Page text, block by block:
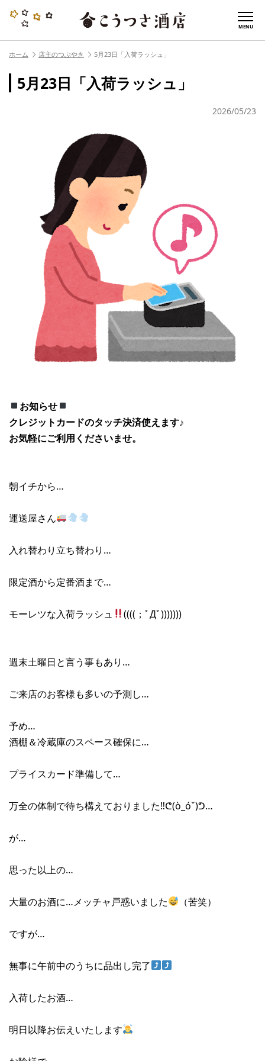
MENU
ホーム 店主のつぶやき 5月23日「入荷ラッシュ」
5月23日「入荷ラッシュ」
2026/05/23
お知らせ
クレジットカードのタッチ決済使えます♪
お気軽にご利用くださいませ。
朝イチから…
運送屋さん
入れ替わり立ち替わり…
限定酒から定番酒まで…
モーレツな入荷ラッシュ ((((；ﾟДﾟ)))))))
週末土曜日と言う事もあり…
ご来店のお客様も多いの予測し…
予め…
酒棚＆冷蔵庫のスペース確保に…
プライスカード準備して…
万全の体制で待ち構えておりました‼︎ᕦ(ò_óˇ)ᕤ…
が…
思った以上の…
大量のお酒に…メッチャ戸惑いました （苦笑）
ですが…
無事に午前中のうちに品出し完了
入荷したお酒…
明日以降お伝えいたします